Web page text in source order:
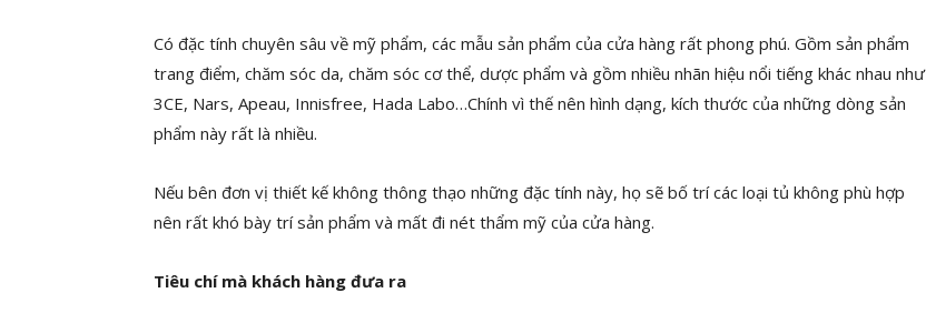
Có đặc tính chuyên sâu về mỹ phẩm, các mẫu sản phẩm của cửa hàng rất phong phú. Gồm sản phẩm
trang điểm, chăm sóc da, chăm sóc cơ thể, dược phẩm và gồm nhiều nhãn hiệu nổi tiếng khác nhau như
3CE, Nars, Apeau, Innisfree, Hada Labo…Chính vì thế nên hình dạng, kích thước của những dòng sản
phẩm này rất là nhiều.
Nếu bên đơn vị thiết kế không thông thạo những đặc tính này, họ sẽ bố trí các loại tủ không phù hợp
nên rất khó bày trí sản phẩm và mất đi nét thẩm mỹ của cửa hàng.
Tiêu chí mà khách hàng đưa ra